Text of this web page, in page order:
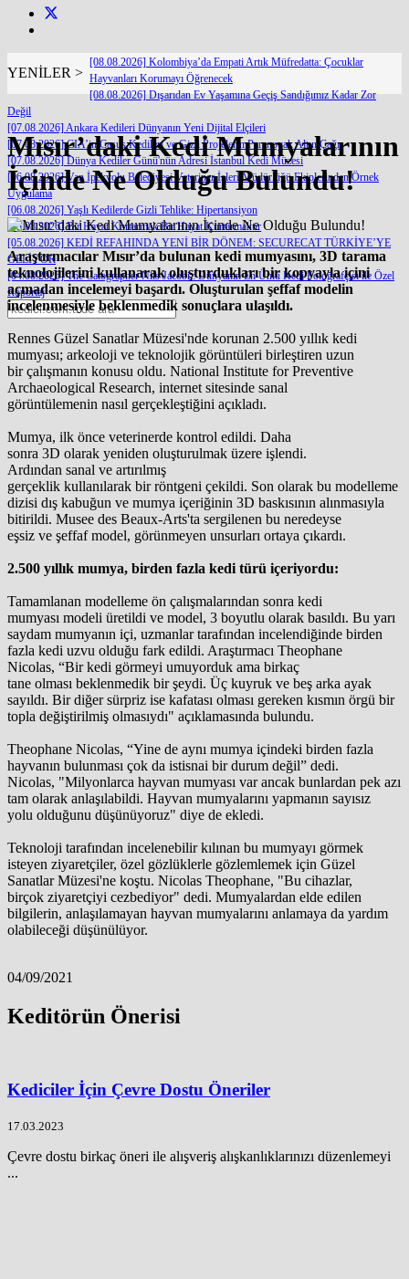
YENİLER >
[08.08.2026] Kolombiya’da Empati Artık Müfredatta: Çocuklar
Hayvanları Korumayı Öğrenecek
[08.08.2026] Dışarıdan Ev Yaşamına Geçiş Sandığımız Kadar Zor
Değil
[07.08.2026] Ankara Kedileri Dünyanın Yeni Dijital Elçileri
[07.08.2026] CIA’in Casus Kedileri ve Gizli Projelerin Paranoyak Altın Çağı
[07.08.2026] Dünya Kediler Günü'nün Adresi İstanbul Kedi Müzesi
[06.08.2026] Van İpekyolu Belediyesi Veteriner İşleri Müdürlüğü Ekiplerinden Örnek
Uygulama
[06.08.2026] Yaşlı Kedilerde Gizli Tehlike: Hipertansiyon
[05.08.2026] Bir Hayat Kurtarmak Bir Hayat Kurtarmaktır
[05.08.2026] KEDİ REFAHINDA YENİ BİR DÖNEM: SECURECAT TÜRKİYE’YE
GELİYOR
[04.08.2026] The Catographer Nils Jacobi : Dünyanın En Ünlü Kedi Fotoğrafçısı ile Özel
Röportaj
Mısır’daki Kedi Mumyalarının
İçinde Ne Olduğu Bulundu!
Araştırmacılar Mısır’da bulunan kedi mumyasını, 3D tarama
teknolojilerini kullanarak oluşturdukları bir kopyayla içini
açmadan incelemeyi başardı. Oluşturulan şeffaf modelin
incelenmesiyle beklenmedik sonuçlara ulaşıldı.
Rennes Güzel Sanatlar Müzesi'nde korunan 2.500 yıllık kedi
mumyası; arkeoloji ve teknolojik görüntüleri birleştiren uzun
bir çalışmanın konusu oldu. National Institute for Preventive
Archaeological Research, internet sitesinde sanal
görüntülemenin nasıl gerçekleştiğini açıkladı.
Mumya, ilk önce veterinerde kontrol edildi. Daha
sonra 3D olarak yeniden oluşturulmak üzere işlendi.
Ardından sanal ve artırılmış
gerçeklik kullanılarak bir röntgeni çekildi. Son olarak bu modelleme
dizisi dış kabuğun ve mumya içeriğinin 3D baskısının alınmasıyla
bitirildi. Musee des Beaux-Arts'ta sergilenen bu neredeyse
eşsiz ve şeffaf model, görünmeyen unsurları ortaya çıkardı.
2.500 yıllık mumya, birden fazla kedi türü içeriyordu:
Tamamlanan modelleme ön çalışmalarından sonra kedi
mumyası modeli üretildi ve model, 3 boyutlu olarak basıldı. Bu yarı
saydam mumyanın içi, uzmanlar tarafından incelendiğinde birden
fazla kedi uzvu olduğu fark edildi. Araştırmacı Theophane
Nicolas, “Bir kedi görmeyi umuyorduk ama birkaç
tane olması beklenmedik bir şeydi. Üç kuyruk ve beş arka ayak
sayıldı. Bir diğer sürpriz ise kafatası olması gereken kısmın örgü bir
topla değiştirilmiş olmasıydı" açıklamasında bulundu.
Theophane Nicolas, “Yine de aynı mumya içindeki birden fazla
hayvanın bulunması çok da istisnai bir durum değil” dedi.
Nicolas, "Milyonlarca hayvan mumyası var ancak bunlardan pek azı
tam olarak anlaşılabildi. Hayvan mumyalarını yapmanın sayısız
yolu olduğunu düşünüyoruz" diye de ekledi.
Teknoloji tarafından incelenebilir kılınan bu mumyayı görmek
isteyen ziyaretçiler, özel gözlüklerle gözlemlemek için Güzel
Sanatlar Müzesi'ne koştu. Nicolas Theophane, "Bu cihazlar,
birçok ziyaretçiyi cezbediyor" dedi. Mumyalardan elde edilen
bilgilerin, anlaşılamayan hayvan mumyalarını anlamaya da yardım
olabileceği düşünülüyor.
04/09/2021
Keditörün Önerisi
Kediciler İçin Çevre Dostu Öneriler
17.03.2023
Çevre dostu birkaç öneri ile alışveriş alışkanlıklarınızı düzenlemeyi
...